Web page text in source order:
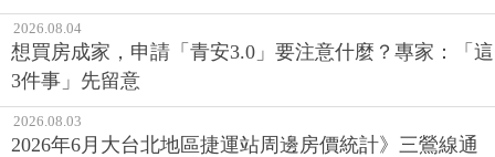
2026.08.04
想買房成家，申請「青安3.0」要注意什麼？專家：「這
3件事」先留意
2026.08.03
2026年6月大台北地區捷運站周邊房價統計》三鶯線通